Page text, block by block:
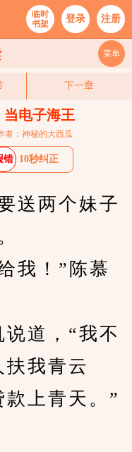
临时
书架
登录 注册
菜单
下一章
当电子海王
者：神秘的大西瓜
错 10秒纠正
两个妹子
！”陈慕
道，“我不
我青云
上青天。”